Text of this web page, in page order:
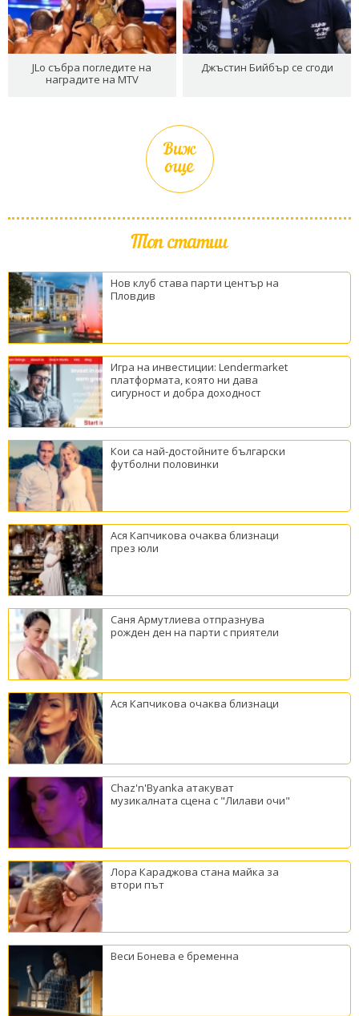
JLo събра погледите на
наградите на MTV
Джъстин Бийбър се сгоди
Виж
още
Топ статии
Нов клуб става парти център на
Пловдив
Игра на инвестиции: Lendermarket
платформата, която ни дава
сигурност и добра доходност
Кои са най-достойните български
футболни половинки
Ася Капчикова очаква близнаци
през юли
Саня Армутлиева отпразнува
рожден ден на парти с приятели
Ася Капчикова очаква близнаци
Chaz'n'Byanka атакуват
музикалната сцена с "Лилави очи"
Лора Караджова стана майка за
втори път
Веси Бонева е бременна